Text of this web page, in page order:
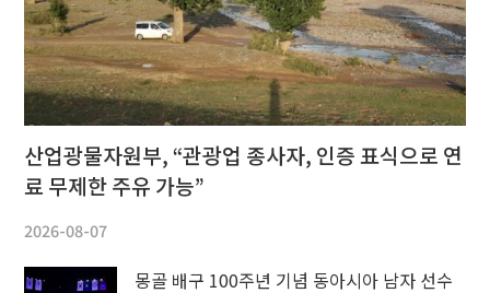
산업광물자원부, “관광업 종사자, 인증 표식으로 연
료 무제한 주유 가능”
2026-08-07
몽골 배구 100주년 기념 동아시아 남자 선수